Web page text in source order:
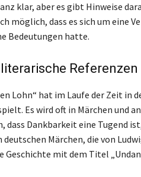
klar, aber es gibt Hinweise
möglich, dass es sich um eine
Bedeutungen hatte.
Referenzen
Lohn“ hat im Laufe der Zeit in
Es wird oft in Märchen und
Dankbarkeit eine Tugend
Märchen, die von
Geschichte mit dem Titel